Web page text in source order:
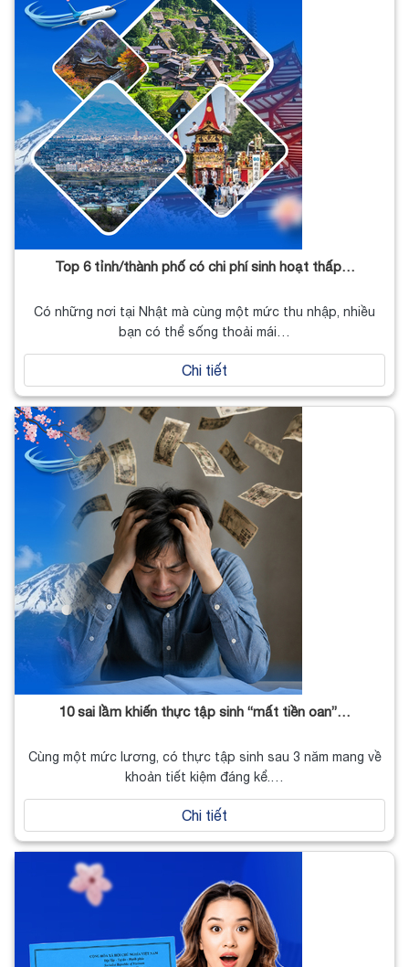
Top 6 tỉnh/thành phố có chi phí sinh hoạt thấp…
Có những nơi tại Nhật mà cùng một mức thu nhập, nhiều
bạn có thể sống thoải mái…
Chi tiết
10 sai lầm khiến thực tập sinh “mất tiền oan”…
Cùng một mức lương, có thực tập sinh sau 3 năm mang về
khoản tiết kiệm đáng kể.…
Chi tiết